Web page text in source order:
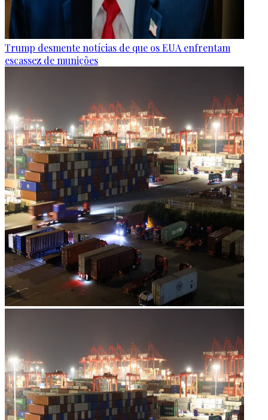
Trump desmente notícias de que os EUA enfrentam
escassez de munições